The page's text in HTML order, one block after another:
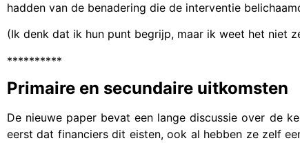
hadden van de benadering die de interventie
(Ik denk dat ik hun punt begrijp, maar ik weet het niet
**********
Primaire en secundaire uitkomsten
De nieuwe paper bevat een lange discussie over de
eerst dat financiers dit eisten, ook al hebben ze zelf